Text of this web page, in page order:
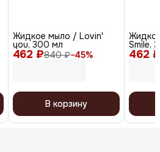
462 ₽840 ₽−45%
Жидкое мыло / Lovin'
you, 300 мл
В корзину
462 ₽
Smile,